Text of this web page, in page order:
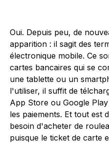
Oui. Depuis peu, de
apparition : il sagit des
électronique mobile. Ce
cartes bancaires qui se
une tablette ou un
l'utiliser, il suffit de
App Store ou Google
les paiements. Et tout est
besoin d'acheter de
puisque le ticket de carte